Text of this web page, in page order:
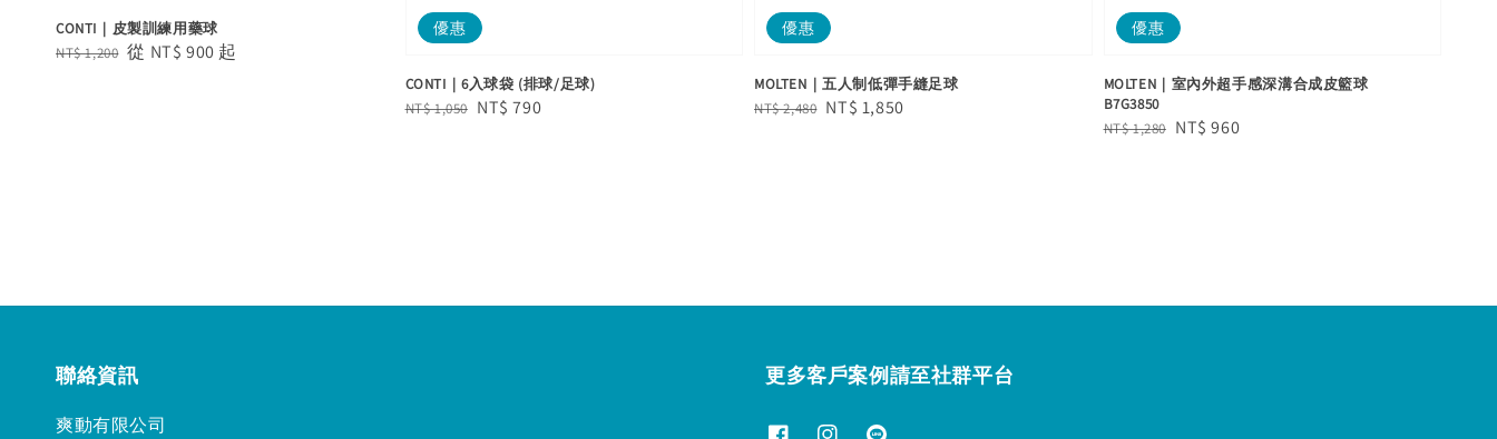
CONTI｜皮製訓練用藥球
Regular
NT$ 1,200 Sale
從 NT$ 900 起
優惠
CONTI｜6入球袋 (排球/足球)
Regular
NT$ 1,050 Sale
NT$ 790
優惠
MOLTEN｜五人制低彈手縫足球
Regular
NT$ 2,480 Sale
NT$ 1,850
優惠
MOLTEN｜室內外超手感深溝合成皮籃球
B7G3850
Regular
NT$ 1,280 Sale
NT$ 960
聯絡資訊
爽動有限公司
更多客戶案例請至社群平台